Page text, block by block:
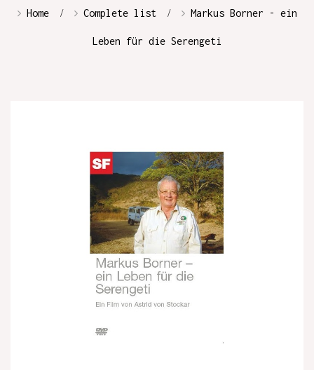
Home Complete list Markus Borner - ein
Leben für die Serengeti